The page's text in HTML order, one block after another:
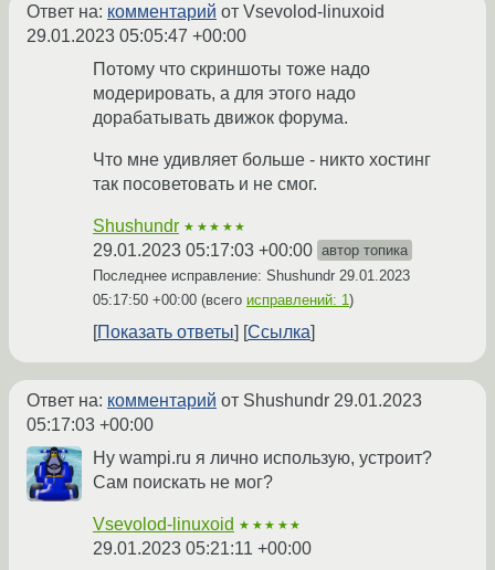
Ответ на: комментарий от Vsevolod-linuxoid
29.01.2023 05:05:47 +00:00
Потому что скриншоты тоже надо
модерировать, а для этого надо
дорабатывать движок форума.
Что мне удивляет больше - никто хостинг
так посоветовать и не смог.
Shushundr ★★★★★
29.01.2023 05:17:03 +00:00 автор топика
Последнее исправление: Shushundr 29.01.2023
05:17:50 +00:00 (всего исправлений: 1 )
Показать ответы Ссылка
Ответ на: комментарий от Shushundr 29.01.2023
05:17:03 +00:00
Ну wampi.ru я лично использую, устроит?
Сам поискать не мог?
Vsevolod-linuxoid ★★★★★
29.01.2023 05:21:11 +00:00